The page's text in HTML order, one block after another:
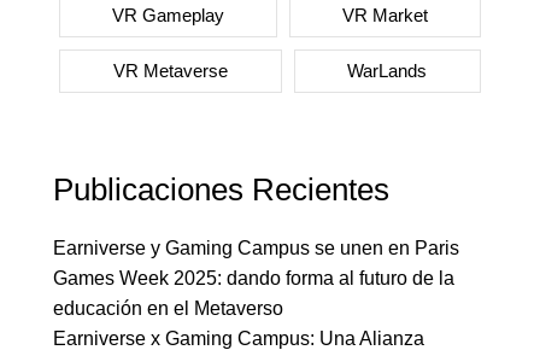
VR Gameplay VR Market
VR Metaverse WarLands
Publicaciones Recientes
Earniverse y Gaming Campus se unen en Paris
Games Week 2025: dando forma al futuro de la
educación en el Metaverso
Earniverse x Gaming Campus: Una Alianza